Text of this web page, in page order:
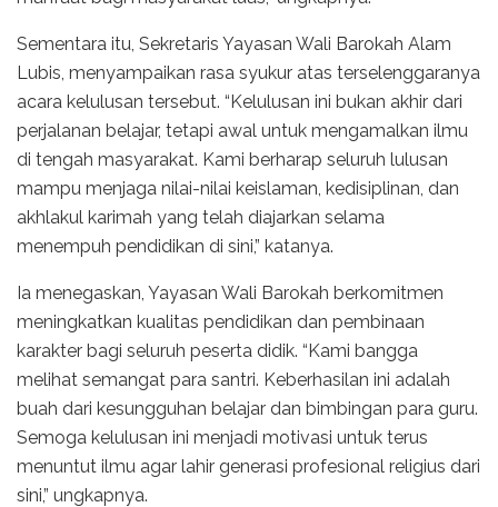
Sementara itu, Sekretaris Yayasan Wali Barokah Alam
Lubis, menyampaikan rasa syukur atas terselenggaranya
acara kelulusan tersebut. “Kelulusan ini bukan akhir dari
perjalanan belajar, tetapi awal untuk mengamalkan ilmu
di tengah masyarakat. Kami berharap seluruh lulusan
mampu menjaga nilai-nilai keislaman, kedisiplinan, dan
akhlakul karimah yang telah diajarkan selama
menempuh pendidikan di sini,” katanya.
Ia menegaskan, Yayasan Wali Barokah berkomitmen
meningkatkan kualitas pendidikan dan pembinaan
karakter bagi seluruh peserta didik. “Kami bangga
melihat semangat para santri. Keberhasilan ini adalah
buah dari kesungguhan belajar dan bimbingan para guru.
Semoga kelulusan ini menjadi motivasi untuk terus
menuntut ilmu agar lahir generasi profesional religius dari
sini,” ungkapnya.